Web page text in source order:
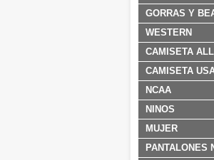
GORRAS Y
WESTERN
CAMISETA
CAMISETA
NCAA
NINOS
MUJER
PANTALONES